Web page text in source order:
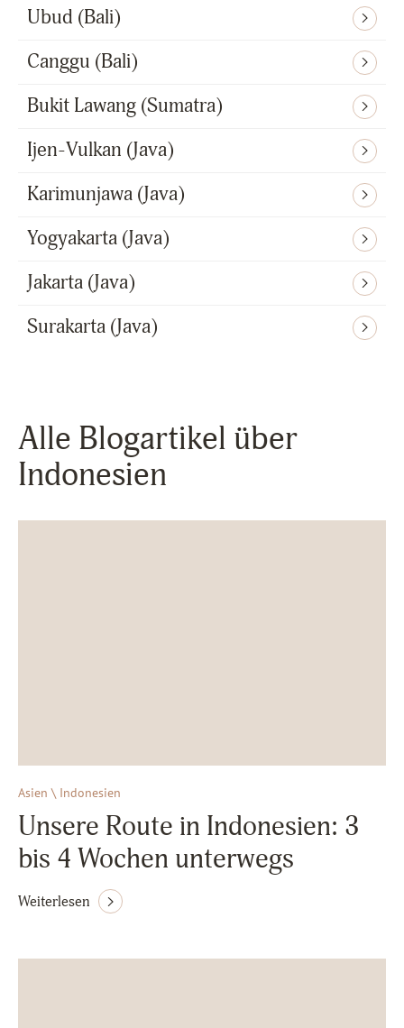
Ubud (Bali)
Canggu (Bali)
Bukit Lawang (Sumatra)
Ijen-Vulkan (Java)
Karimunjawa (Java)
Yogyakarta (Java)
Jakarta (Java)
Surakarta (Java)
Alle Blogartikel über
Indonesien
Asien \ Indonesien
Unsere Route in Indonesien: 3
bis 4 Wochen unterwegs
Weiterlesen